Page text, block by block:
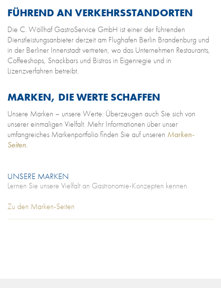
FÜHREND AN VERKEHRSSTANDORTEN
Die C. Wöllhaf GastroService GmbH ist einer der führenden
Dienstleistungsanbieter derzeit am Flughafen Berlin Brandenburg und
in der Berliner Innenstadt vertreten, wo das Unternehmen Restaurants,
Coffeeshops, Snackbars und Bistros in Eigenregie und in
Lizenzverfahren betreibt.
MARKEN, DIE WERTE SCHAFFEN
Unsere Marken – unsere Werte: Überzeugen auch Sie sich von
unserer einmaligen Vielfalt. Mehr Informationen über unser
umfangreiches Markenportfolio finden Sie auf unseren Marken-
Seiten.
UNSERE MARKEN
Lernen Sie unsere Vielfalt an Gastronomie-Konzepten kennen.
Zu den Marken-Seiten